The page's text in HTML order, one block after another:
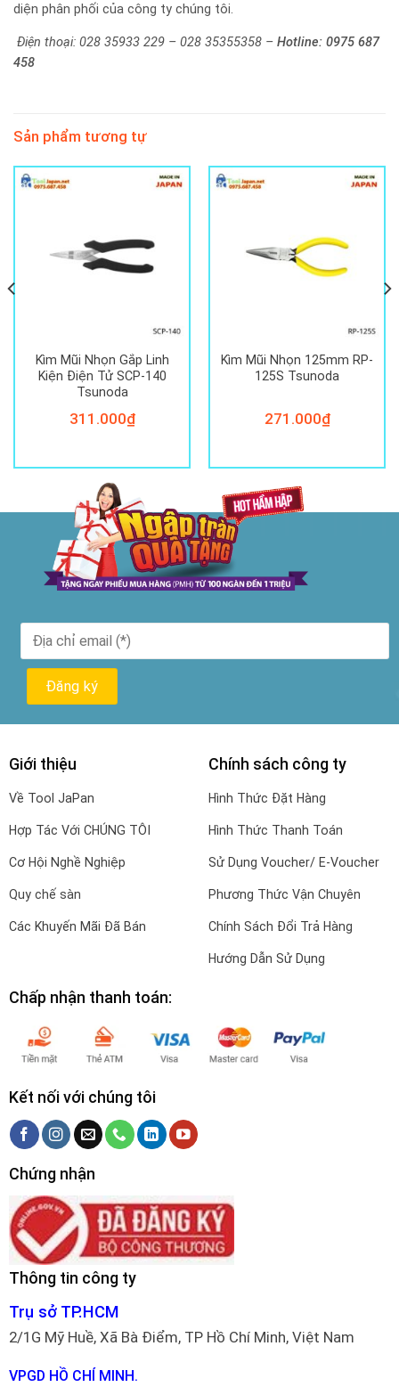
diện phân phối của công ty chúng tôi.
Điện thoại: 028 35933 229 – 028 35355358 – Hotline: 0975 687
458
Sản phẩm tương tự
Kìm Mũi Nhọn Gắp Linh
Kiện Điện Tử SCP-140
Tsunoda
311.000₫
Kìm Mũi Nhọn 125mm RP-
125S Tsunoda
271.000₫
Giới thiệu
Về Tool JaPan
Hợp Tác Với CHÚNG TÔI
Cơ Hội Nghề Nghiệp
Quy chế sàn
Các Khuyến Mãi Đã Bán
Chính sách công ty
Hình Thức Đặt Hàng
Hình Thức Thanh Toán
Sử Dụng Voucher/ E-Voucher
Phương Thức Vận Chuyên
Chính Sách Đổi Trả Hàng
Hướng Dẫn Sử Dụng
Chấp nhận thanh toán:
Kết nối với chúng tôi
Chứng nhận
Thông tin công ty
Trụ sở TP.HCM
2/1G Mỹ Huề, Xã Bà Điểm, TP Hồ Chí Minh, Việt Nam
VPGD HỒ CHÍ MINH.